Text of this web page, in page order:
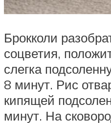
Брокколи
соцветия,
слегка
8 минут. Рис
кипящей
минут. На